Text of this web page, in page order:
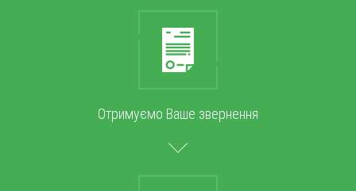
Отримуємо Ваше звернення